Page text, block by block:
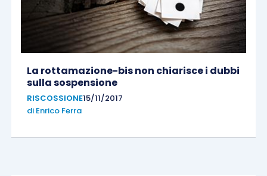
La rottamazione-bis non chiarisce i dubbi
sulla sospensione
RISCOSSIONE15/11/2017
di Enrico Ferra